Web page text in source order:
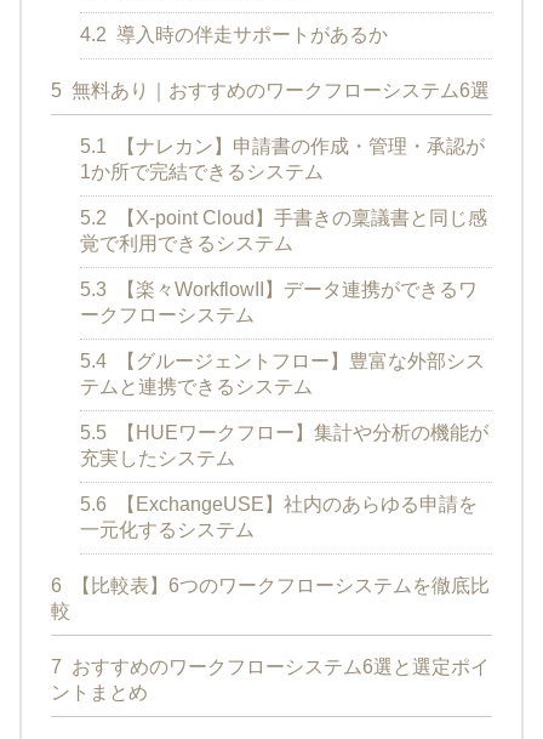
4.2 導入時の伴走サポートがあるか
5 無料あり｜おすすめのワークフローシステム6選
5.1
【ナレカン】申請書の作成・管理・承認が
1か所で完結できるシステム
5.2
【X-point Cloud】手書きの稟議書と同じ感
覚で利用できるシステム
5.3
【楽々WorkflowII】データ連携ができるワ
ークフローシステム
5.4
【グルージェントフロー】豊富な外部シス
テムと連携できるシステム
5.5
【HUEワークフロー】集計や分析の機能が
充実したシステム
5.6
【ExchangeUSE】社内のあらゆる申請を
一元化するシステム
6
【比較表】6つのワークフローシステムを徹底比
較
7 おすすめのワークフローシステム6選と選定ポイ
ントまとめ